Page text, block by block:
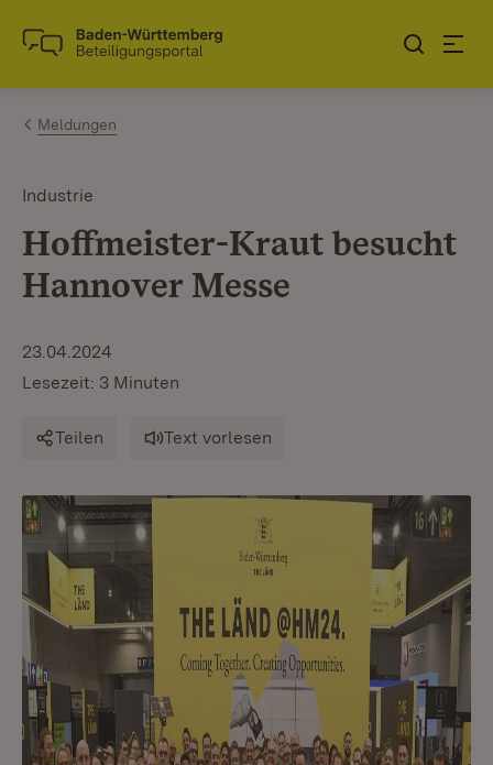
Zum Inhalt springen
Link zur Startseite
Meldungen
Industrie
Hoffmeister-Kraut besucht
Hannover Messe
23.04.2024
Lesezeit: 3 Minuten
Teilen Text vorlesen